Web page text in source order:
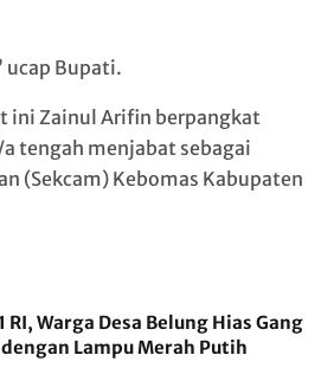
ucap Bupati.
ini Zainul Arifin berpangkat
tengah menjabat sebagai
(Sekcam) Kebomas Kabupaten
RI, Warga Desa Belung Hias Gang
Lampu Merah Putih